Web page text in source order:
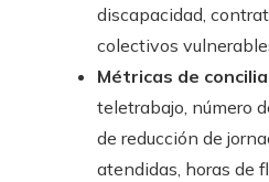
discapacidad,
colectivos
Métricas de
teletrabajo, número
de reducción de
atendidas, horas de